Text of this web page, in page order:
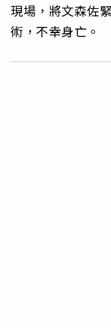
現場，將文森佐
術，不幸身亡。